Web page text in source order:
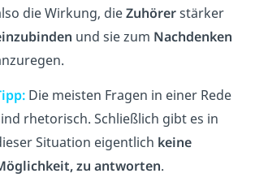
die Wirkung, dieZuhörerstärker
und sie zum Nachdenken
Die meisten Fragen in einer Rede
rhetorisch. Schließlich gibt es in
Situation eigentlich keine
zu antworten.